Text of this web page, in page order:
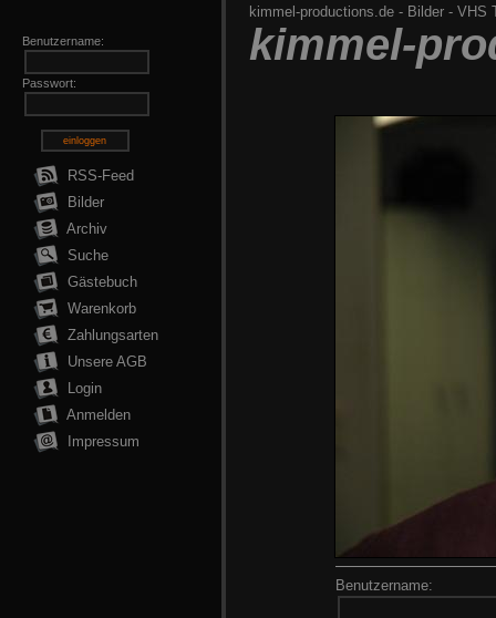
Benutzername:
Passwort:
einloggen
RSS-Feed
Bilder
Archiv
Suche
Gästebuch
Warenkorb
Zahlungsarten
Unsere AGB
Login
Anmelden
Impressum
kimmel-productions.de - Bilder - VHS
kimmel-
Benutzername: